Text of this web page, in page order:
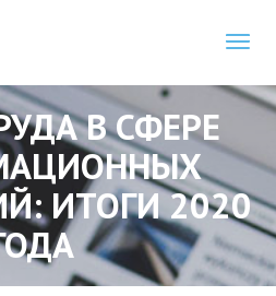
В СФЕРЕ
ИТОГИ 2020